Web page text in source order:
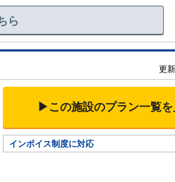
ら
更
▶この施設のプラン一覧を
インボイス制度に対応